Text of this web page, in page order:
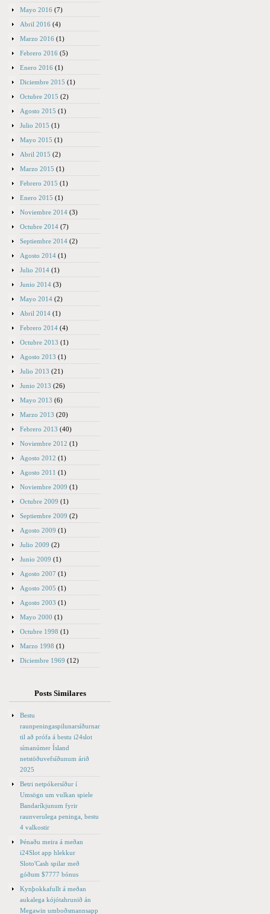
Mayo 2016 (7)
Abril 2016 (4)
Marzo 2016 (1)
Febrero 2016 (5)
Enero 2016 (1)
Diciembre 2015 (1)
Octubre 2015 (2)
Agosto 2015 (1)
Julio 2015 (1)
Mayo 2015 (1)
Abril 2015 (2)
Marzo 2015 (1)
Febrero 2015 (1)
Enero 2015 (1)
Noviembre 2014 (3)
Octubre 2014 (7)
Septiembre 2014 (2)
Agosto 2014 (1)
Julio 2014 (1)
Junio 2014 (3)
Mayo 2014 (2)
Abril 2014 (1)
Febrero 2014 (4)
Octubre 2013 (1)
Agosto 2013 (1)
Julio 2013 (21)
Junio 2013 (26)
Mayo 2013 (6)
Marzo 2013 (20)
Febrero 2013 (40)
Noviembre 2012 (1)
Agosto 2012 (1)
Agosto 2011 (1)
Noviembre 2009 (1)
Octubre 2009 (1)
Septiembre 2009 (2)
Agosto 2009 (1)
Julio 2009 (2)
Junio 2009 (1)
Agosto 2007 (1)
Agosto 2005 (1)
Agosto 2003 (1)
Mayo 2000 (1)
Octubre 1998 (1)
Marzo 1998 (1)
Diciembre 1969 (12)
Posts Similares
Bestu
raunpeningaspilunarsíðurnar
til að prófa á bestu i24slot
símanúmer Ísland
netstöðuvefsíðunum árið
2025
Betri netpókersíður í
Umsögn um vulkan spiele
Bandaríkjunum fyrir
raunverulega peninga, bestu
4 valkostir
Þénaðu meira á meðan
i24Slot app hlekkur
Sloto'Cash spilar með
góðum $7777 bónus
Kynþokkafullt á meðan
aukalega kójótahrunið án
Megawin umboðsmannsapp